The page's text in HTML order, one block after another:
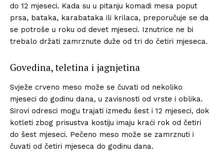
do 12 mjeseci. Kada su u pitanju komadi mesa poput
prsa, bataka, karabataka ili krilaca, preporučuje se da
se potroše u roku od devet mjeseci. Iznutrice ne bi
trebalo držati zamrznute duže od tri do četiri mjeseca.
Govedina, teletina i jagnjetina
Svježe crveno meso može se čuvati od nekoliko
mjeseci do godinu dana, u zavisnosti od vrste i oblika.
Sirovi odresci mogu trajati između šest i 12 mjeseci, dok
kotleti zbog prisustva kostiju imaju kraći rok od četiri
do šest mjeseci. Pečeno meso može se zamrznuti i
čuvati od četiri mjeseca do godinu dana.